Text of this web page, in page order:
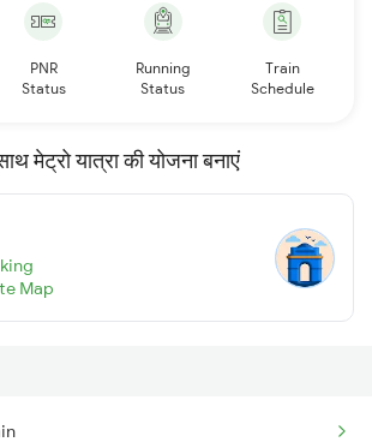
PNR
Status
Running
Status
Train
Schedule
यात्रा की योजना बनाएं
Map